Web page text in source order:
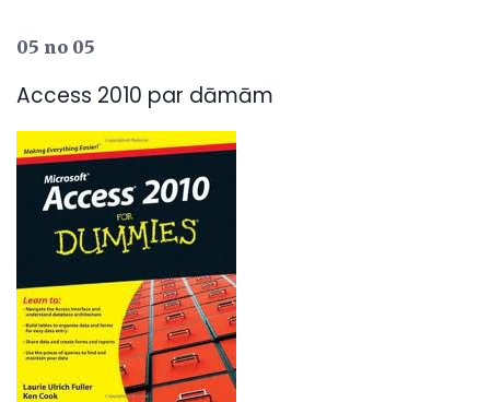
05 no 05
Access 2010 par dāmām